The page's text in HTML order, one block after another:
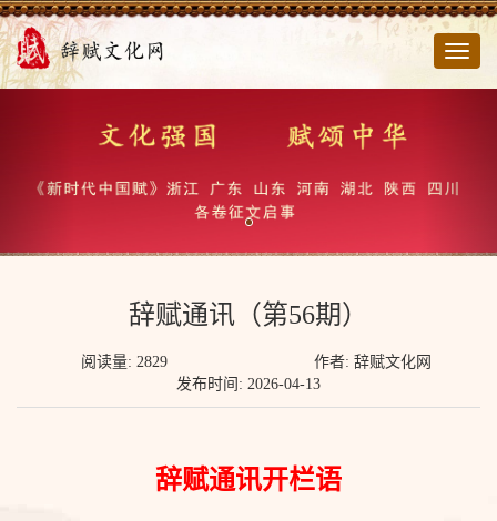
切
辞赋通讯（第56期）
阅读量: 2829
作者: 辞赋文化网
发布时间: 2026-04-13
辞赋通讯开栏语